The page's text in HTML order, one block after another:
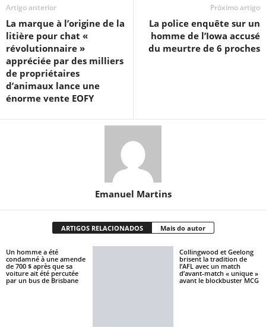
Artigo anterior
La marque à l’origine de la
litière pour chat «
révolutionnaire »
appréciée par des milliers
de propriétaires
d’animaux lance une
énorme vente EOFY
Próximo artigo
La police enquête sur un
homme de l’Iowa accusé
du meurtre de 6 proches
Emanuel Martins
ARTIGOS RELACIONADOS Mais do autor
Un homme a été
condamné à une amende
de 700 $ après que sa
voiture ait été percutée
par un bus de Brisbane
Collingwood et Geelong
brisent la tradition de
l’AFL avec un match
d’avant-match « unique »
avant le blockbuster MCG